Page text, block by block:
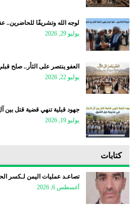
لوجه الله وتشريفًا
يوليو 29, 2026
العفو ينتصر على الثأر.. صلح
يوليو 22, 2026
جهود قبلية تنهي قضية قتل
يوليو 19, 2026
كتابات
تصاعـد عمليات اليمن لـكسر
أغسطس 6, 2026